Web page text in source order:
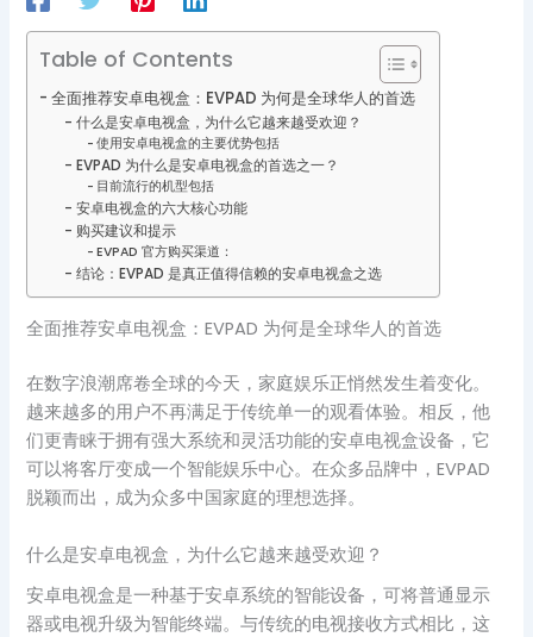
Table of Contents
全面推荐安卓电视盒：EVPAD 为何是全球华人的首选
什么是安卓电视盒，为什么它越来越受欢迎？
使用安卓电视盒的主要优势包括
EVPAD 为什么是安卓电视盒的首选之一？
目前流行的机型包括
安卓电视盒的六大核心功能
购买建议和提示
EVPAD 官方购买渠道：
结论：EVPAD 是真正值得信赖的安卓电视盒之选
全面推荐安卓电视盒：EVPAD 为何是全球华人的首选
在数字浪潮席卷全球的今天，家庭娱乐正悄然发生着变化。
越来越多的用户不再满足于传统单一的观看体验。相反，他
们更青睐于拥有强大系统和灵活功能的安卓电视盒设备，它
可以将客厅变成一个智能娱乐中心。在众多品牌中，EVPAD
脱颖而出，成为众多中国家庭的理想选择。
什么是安卓电视盒，为什么它越来越受欢迎？
安卓电视盒是一种基于安卓系统的智能设备，可将普通显示
器或电视升级为智能终端。与传统的电视接收方式相比，这